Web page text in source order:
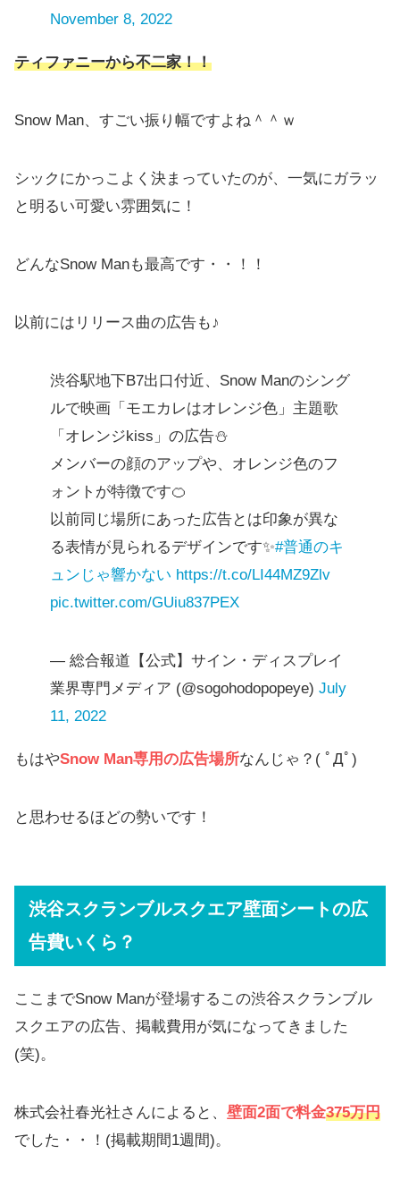
November 8, 2022
ティファニーから不二家！！
Snow Man、すごい振り幅ですよね＾＾ｗ
シックにかっこよく決まっていたのが、一気にガラッ
と明るい可愛い雰囲気に！
どんなSnow Manも最高です・・！！
以前にはリリース曲の広告も♪
渋谷駅地下B7出口付近、Snow Manのシング
ルで映画「モエカレはオレンジ色」主題歌
「オレンジkiss」の広告⛄️
メンバーの顔のアップや、オレンジ色のフ
ォントが特徴です🍊
以前同じ場所にあった広告とは印象が異な
る表情が見られるデザインです✨#普通のキ
ュンじゃ響かない https://t.co/LI44MZ9Zlv
pic.twitter.com/GUiu837PEX
— 総合報道【公式】サイン・ディスプレイ
業界専門メディア (@sogohodopopeye) July
11, 2022
もはやSnow Man専用の広告場所なんじゃ？( ﾟДﾟ)
と思わせるほどの勢いです！
渋谷スクランブルスクエア壁面シートの広
告費いくら？
ここまでSnow Manが登場するこの渋谷スクランブル
スクエアの広告、掲載費用が気になってきました
(笑)。
株式会社春光社さんによると、 壁面2面で料金375万円
でした・・！(掲載期間1週間)。